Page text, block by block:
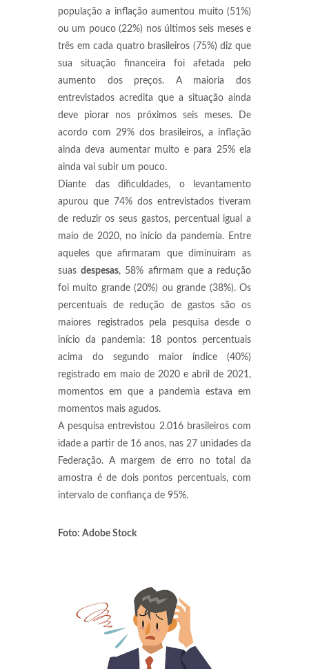
população a inflação aumentou muito (51%)
ou um pouco (22%) nos últimos seis meses e
três em cada quatro brasileiros (75%) diz que
sua situação financeira foi afetada pelo
aumento dos preços. A maioria dos
entrevistados acredita que a situação ainda
deve piorar nos próximos seis meses. De
acordo com 29% dos brasileiros, a inflação
ainda deva aumentar muito e para 25% ela
ainda vai subir um pouco.
Diante das dificuldades, o levantamento
apurou que 74% dos entrevistados tiveram
de reduzir os seus gastos, percentual igual a
maio de 2020, no início da pandemia. Entre
aqueles que afirmaram que diminuíram as
suasdespesas, 58% afirmam que a redução
foi muito grande (20%) ou grande (38%). Os
percentuais de redução de gastos são os
maiores registrados pela pesquisa desde o
início da pandemia: 18 pontos percentuais
acima do segundo maior índice (40%)
registrado em maio de 2020 e abril de 2021,
momentos em que a pandemia estava em
momentos mais agudos.
A pesquisa entrevistou 2.016 brasileiros com
idade a partir de 16 anos, nas 27 unidades da
Federação. A margem de erro no total da
amostra é de dois pontos percentuais, com
intervalo de confiança de 95%.
Foto: Adobe Stock